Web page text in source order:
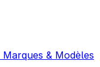
Marques & Modèles